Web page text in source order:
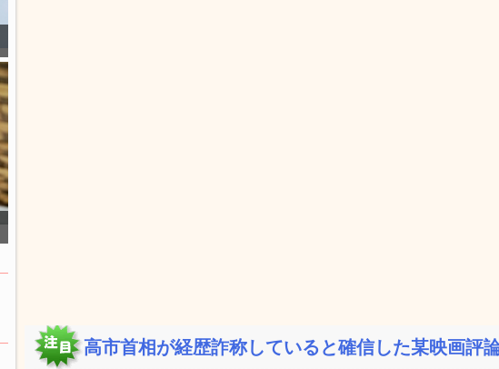
高市首相が経歴詐称していると確信した某映画評